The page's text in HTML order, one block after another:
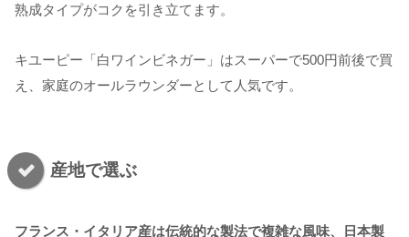
熟成タイプがコクを引き立てます。
キユーピー「白ワインビネガー」はスーパーで500円前後で買
え、家庭のオールラウンダーとして人気です。
産地で選ぶ
フランス・イタリア産は伝統的な製法で複雑な風味、日本製